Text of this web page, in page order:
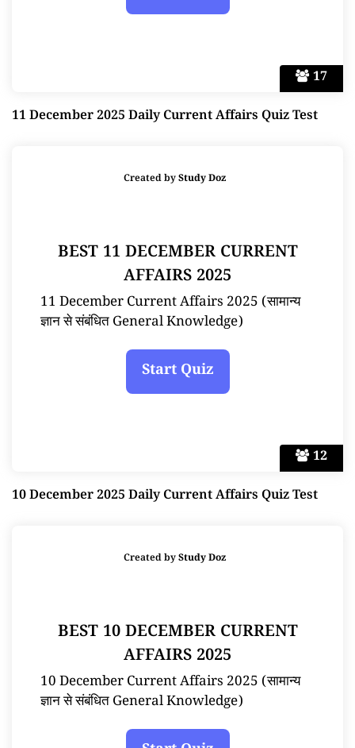
17
11 December 2025 Daily Current Affairs Quiz Test
12
Created byStudy Doz
BEST 11 DECEMBER CURRENT
AFFAIRS 2025
11 December Current Affairs 2025 (सामान्य
ज्ञान से संबंधित General Knowledge)
10 December 2025 Daily Current Affairs Quiz Test
Created byStudy Doz
BEST 10 DECEMBER CURRENT
AFFAIRS 2025
10 December Current Affairs 2025 (सामान्य
ज्ञान से संबंधित General Knowledge)